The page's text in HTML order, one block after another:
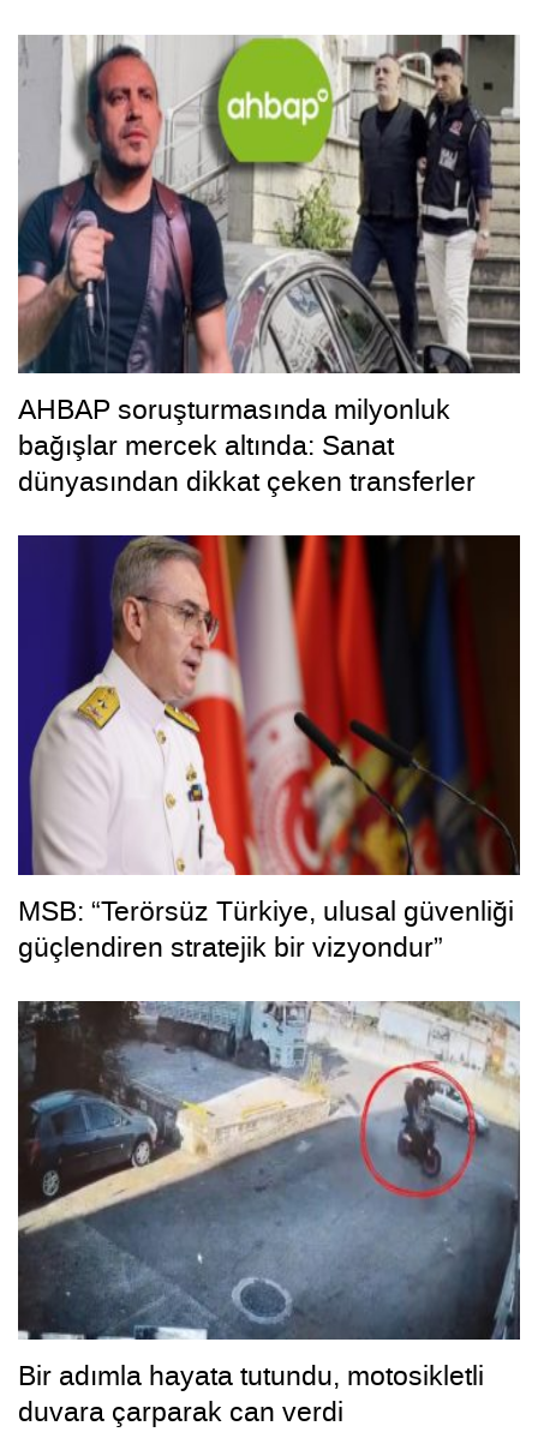
AHBAP soruşturmasında milyonluk
bağışlar mercek altında: Sanat
dünyasından dikkat çeken transferler
MSB: “Terörsüz Türkiye, ulusal güvenliği
güçlendiren stratejik bir vizyondur”
Bir adımla hayata tutundu, motosikletli
duvara çarparak can verdi